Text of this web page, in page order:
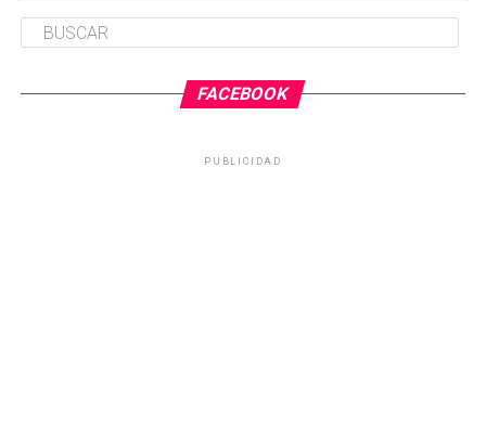
FACEBOOK
PUBLICIDAD